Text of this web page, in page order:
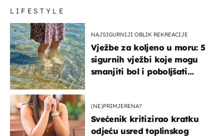
LIFESTYLE
NAJSIGURNIJI OBLIK REKREACIJE
Vježbe za koljeno u moru: 5
sigurnih vježbi koje mogu
smanjiti bol i poboljšati
(NE)PRIMJERENA?
Svećenik kritizirao kratku
odjeću usred toplinskog